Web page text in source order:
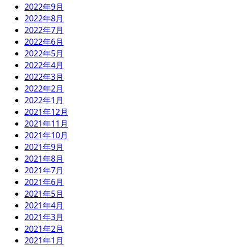
2022年9月
2022年8月
2022年7月
2022年6月
2022年5月
2022年4月
2022年3月
2022年2月
2022年1月
2021年12月
2021年11月
2021年10月
2021年9月
2021年8月
2021年7月
2021年6月
2021年5月
2021年4月
2021年3月
2021年2月
2021年1月